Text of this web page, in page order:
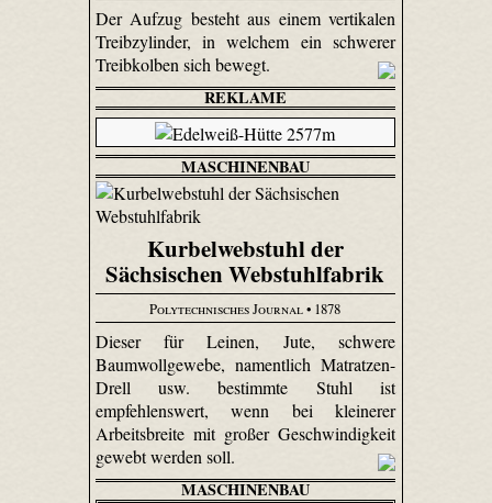
Der Aufzug besteht aus einem vertikalen
Treibzylinder, in welchem ein schwerer
Treibkolben sich bewegt.
REKLAME
MASCHINENBAU
Kurbelwebstuhl der
Sächsischen Webstuhlfabrik
Polytechnisches Journal• 1878
Dieser für Leinen, Jute, schwere
Baumwollgewebe, namentlich Matrat­zen-
Drell usw. bestimmte Stuhl ist
empfehlenswert, wenn bei kleinerer
Arbeitsbreite mit großer Geschwindigkeit
gewebt werden soll.
MASCHINENBAU